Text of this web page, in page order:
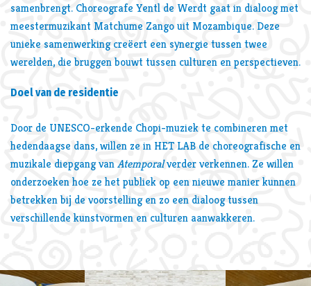
samenbrengt. Choreografe Yentl de Werdt gaat in dialoog met
meestermuzikant Matchume Zango uit Mozambique. Deze
unieke samenwerking creëert een synergie tussen twee
werelden, die bruggen bouwt tussen culturen en perspectieven.
Doel van de residentie
Door de UNESCO-erkende Chopi-muziek te combineren met
hedendaagse dans, willen ze in HET LAB de choreografische en
muzikale diepgang van Atemporalverder verkennen. Ze willen
onderzoeken hoe ze het publiek op een nieuwe manier kunnen
betrekken bij de voorstelling en zo een dialoog tussen
verschillende kunstvormen en culturen aanwakkeren.
Overslaan